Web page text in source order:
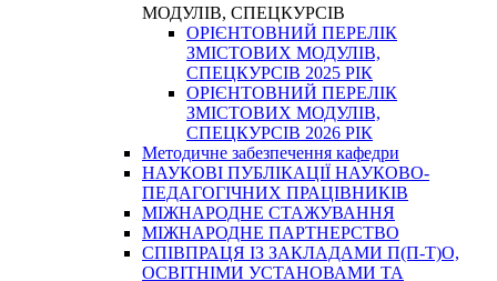
МОДУЛІВ, СПЕЦКУРСІВ
ОРІЄНТОВНИЙ ПЕРЕЛІК
ЗМІСТОВИХ МОДУЛІВ,
СПЕЦКУРСІВ 2025 РІК
ОРІЄНТОВНИЙ ПЕРЕЛІК
ЗМІСТОВИХ МОДУЛІВ,
СПЕЦКУРСІВ 2026 РІК
Методичне забезпечення кафедри
НАУКОВІ ПУБЛІКАЦІЇ НАУКОВО-
ПЕДАГОГІЧНИХ ПРАЦІВНИКІВ
МІЖНАРОДНЕ СТАЖУВАННЯ
МІЖНАРОДНЕ ПАРТНЕРСТВО
СПІВПРАЦЯ ІЗ ЗАКЛАДАМИ П(П-Т)О,
ОСВІТНІМИ УСТАНОВАМИ ТА